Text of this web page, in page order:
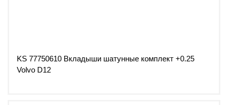
KS 77750610 Вкладыши шатунные комплект +0.25
Volvo D12